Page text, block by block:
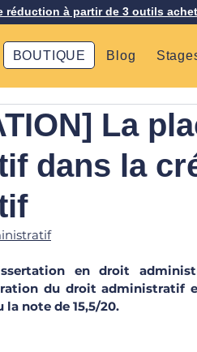
réduction à partir de 3 outils
BOUTIQUE Blog
La
dans la
en droit
du droit administratif
note de 15,5/20.